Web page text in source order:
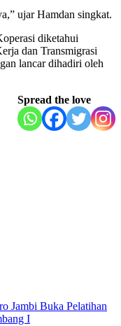
ujar Hamdan singkat.
diketahui
dan Transmigrasi
lancar dihadiri oleh
Spread the love
Jambi Buka Pelatihan
I